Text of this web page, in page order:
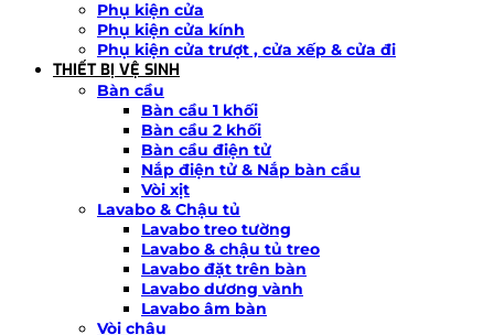
Phụ kiện cửa
Phụ kiện cửa kính
Phụ kiện cửa trượt , cửa xếp & cửa đi
THIẾT BỊ VỆ SINH
Bàn cầu
Bàn cầu 1 khối
Bàn cầu 2 khối
Bàn cầu điện tử
Nắp điện tử & Nắp bàn cầu
Vòi xịt
Lavabo & Chậu tủ
Lavabo treo tường
Lavabo & chậu tủ treo
Lavabo đặt trên bàn
Lavabo dương vành
Lavabo âm bàn
Vòi chậu